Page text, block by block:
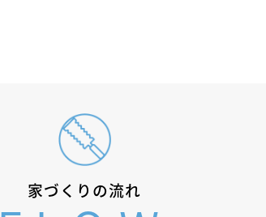
家づくりの流れ